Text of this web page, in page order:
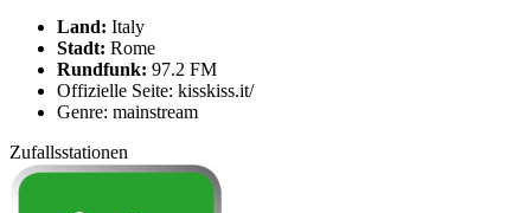
Land: Italy
Stadt: Rome
Rundfunk: 97.2 FM
Offizielle Seite: kisskiss.it/
Genre: mainstream
Zufallsstationen